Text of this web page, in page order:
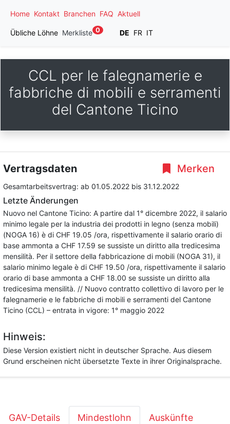
Home Kontakt Branchen FAQ Aktuell
Übliche Löhne Merkliste 0 DE FR IT
CCL per le falegnamerie e
fabbriche di mobili e serramenti
del Cantone Ticino
Merken
Vertragsdaten
Gesamtarbeitsvertrag: ab 01.05.2022 bis 31.12.2022
Letzte Änderungen
Nuovo nel Cantone Ticino: A partire dal 1° dicembre 2022, il salario
minimo legale per la industria dei prodotti in legno (senza mobili)
(NOGA 16) è di CHF 19.05 /ora, rispettivamente il salario orario di
base ammonta a CHF 17.59 se sussiste un diritto alla tredicesima
mensilità. Per il settore della fabbricazione di mobili (NOGA 31), il
salario minimo legale è di CHF 19.50 /ora, rispettivamente il salario
orario di base ammonta a CHF 18.00 se sussiste un diritto alla
tredicesima mensilità. // Nuovo contratto collettivo di lavoro per le
falegnamerie e le fabbriche di mobili e serramenti del Cantone
Ticino (CCL) – entrata in vigore: 1° maggio 2022
Hinweis:
Diese Version existiert nicht in deutscher Sprache. Aus diesem
Grund erscheinen nicht übersetzte Texte in ihrer Originalsprache.
GAV-Details Mindestlohn Auskünfte